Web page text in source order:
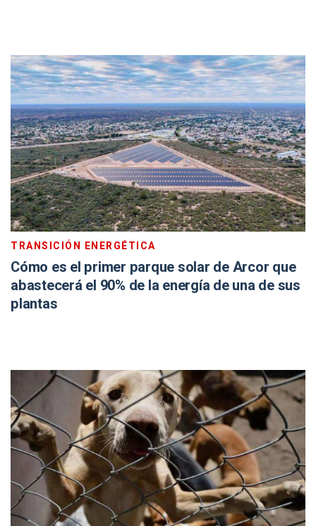
TRANSICIÓN ENERGÉTICA
Cómo es el primer parque solar de Arcor que
abastecerá el 90% de la energía de una de sus
plantas